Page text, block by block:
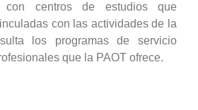
con centros de estudios que
con las actividades de la
los programas de servicio
que la PAOT ofrece.